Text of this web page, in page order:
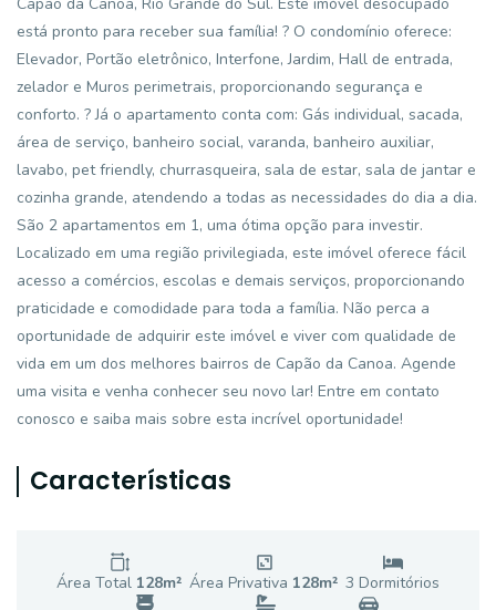
está pronto para receber sua família! ? O condomínio oferece:
Elevador, Portão eletrônico, Interfone, Jardim, Hall de entrada,
zelador e Muros perimetrais, proporcionando segurança e
conforto. ? Já o apartamento conta com: Gás individual, sacada,
área de serviço, banheiro social, varanda, banheiro auxiliar,
lavabo, pet friendly, churrasqueira, sala de estar, sala de jantar e
cozinha grande, atendendo a todas as necessidades do dia a dia.
São 2 apartamentos em 1, uma ótima opção para investir.
Localizado em uma região privilegiada, este imóvel oferece fácil
acesso a comércios, escolas e demais serviços, proporcionando
praticidade e comodidade para toda a família. Não perca a
oportunidade de adquirir este imóvel e viver com qualidade de
vida em um dos melhores bairros de Capão da Canoa. Agende
uma visita e venha conhecer seu novo lar! Entre em contato
conosco e saiba mais sobre esta incrível oportunidade!
Características
Área Total 128m² Área Privativa 128m² 3 Dormitórios